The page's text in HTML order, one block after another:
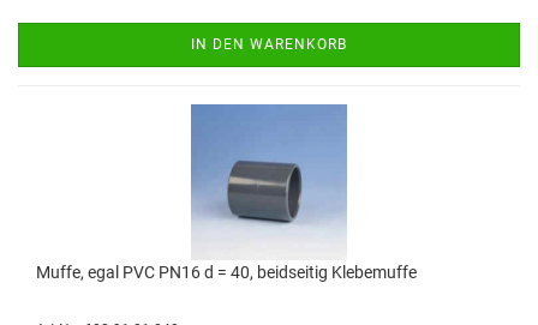
IN DEN WARENKORB
Muffe, egal PVC PN16 d = 40, beid­sei­tig Kle­be­muf­fe